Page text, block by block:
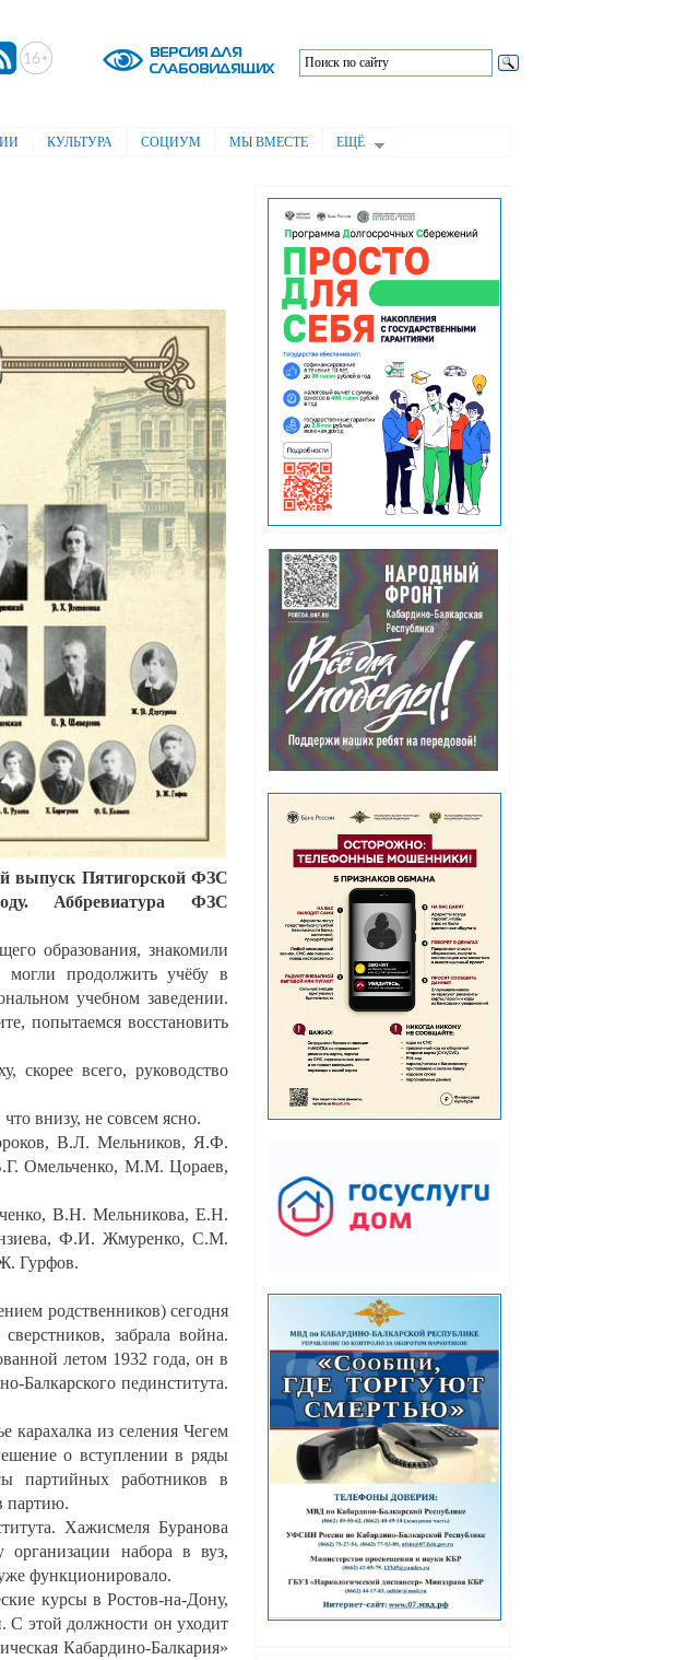
КУЛЬТУРА СОЦИУМ МЫ ВМЕСТЕ ЕЩЁ
выпуск Пятигорской ФЗС
Аббревиатура ФЗС
образования, знакомили
продолжить учёбу в
учебном заведении.
попытаемся восстановить
скорее всего, руководство
внизу, не совсем ясно.
В.Л. Мельников, Я.Ф.
Омельченко, М.М. Цораев,
В.Н. Мельникова, Е.Н.
Ф.И. Жмуренко, С.М.
Гурфов.
родственников) сегодня
забрала война.
летом 1932 года, он в
Балкарского пединститута.
карахалка из селения Чегем
о вступлении в ряды
партийных работников в
партию.
Хажисмеля Буранова
набора в вуз,
функционировало.
курсы в Ростов-на-Дону,
С этой должности он уходит
Кабардино-Балкария»